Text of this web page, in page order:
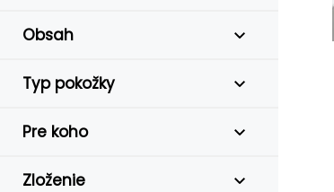
Obsah
Typ pokožky
Pre koho
Zloženie